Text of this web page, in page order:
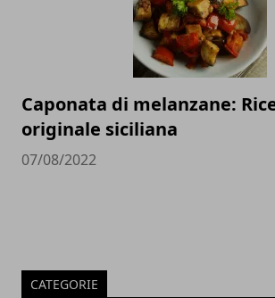
Caponata di melanzane:
originale siciliana
07/08/2022
CATEGORIE